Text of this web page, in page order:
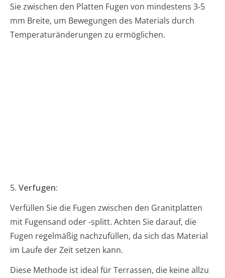
Sie zwischen den Platten Fugen von mindestens 3-5
mm Breite, um Bewegungen des Materials durch
Temperaturänderungen zu ermöglichen.
5. Verfugen:
Verfüllen Sie die Fugen zwischen den Granitplatten
mit Fugensand oder -splitt. Achten Sie darauf, die
Fugen regelmäßig nachzufüllen, da sich das Material
im Laufe der Zeit setzen kann.
Diese Methode ist ideal für Terrassen, die keine allzu